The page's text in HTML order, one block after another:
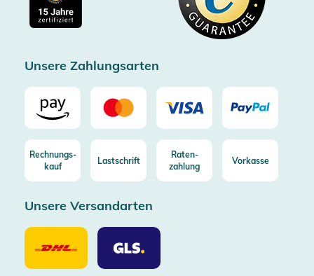
Kostenlose Rücksendung (aus DE/AT)
Unsere Zahlungsarten
Rechnungs-
kauf
Lastschrift
Raten-
zahlung
Vorkasse
Unsere Versandarten
Unsere
Versandarten
DHL
Unsere
Versandarten
GLS